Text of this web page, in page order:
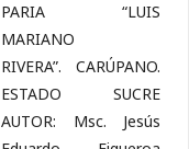
PARIA “LUIS
MARIANO
RIVERA”. CARÚPANO.
ESTADO SUCRE
AUTOR: Msc. Jesús